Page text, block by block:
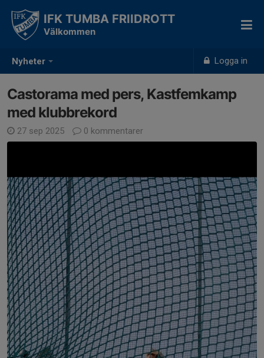
Nyheter Logga in
IFK TUMBA FRIIDROTT
Välkommen
Castorama med pers, Kastfemkamp
med klubbrekord
27 sep 2025 0 kommentarer